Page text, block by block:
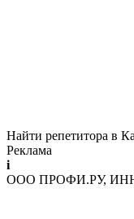
Найти репетитора в
Реклама
i
ООО ПРОФИ.РУ, ИНН